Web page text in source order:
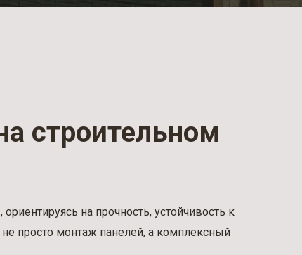
строительном
на прочность, устойчивость к
не просто монтаж панелей, а комплексный